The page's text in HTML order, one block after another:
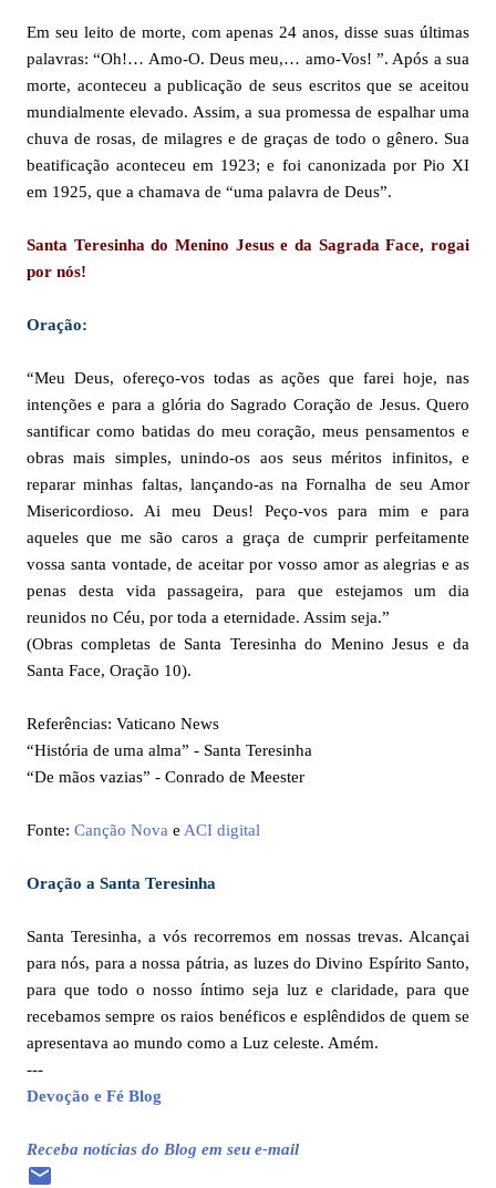
Em seu leito de morte, com apenas 24 anos, disse suas últimas
palavras: “Oh!… Amo-O. Deus meu,… amo-Vos! ”. Após a sua
morte, aconteceu a publicação de seus escritos que se aceitou
mundialmente elevado. Assim, a sua promessa de espalhar uma
chuva de rosas, de milagres e de graças de todo o gênero. Sua
beatificação aconteceu em 1923; e foi canonizada por Pio XI
em 1925, que a chamava de “uma palavra de Deus”.
Santa Teresinha do Menino Jesus e da Sagrada Face, rogai
por nós!
Oração:
“Meu Deus, ofereço-vos todas as ações que farei hoje, nas
intenções e para a glória do Sagrado Coração de Jesus. Quero
santificar como batidas do meu coração, meus pensamentos e
obras mais simples, unindo-os aos seus méritos infinitos, e
reparar minhas faltas, lançando-as na Fornalha de seu Amor
Misericordioso. Ai meu Deus! Peço-vos para mim e para
aqueles que me são caros a graça de cumprir perfeitamente
vossa santa vontade, de aceitar por vosso amor as alegrias e as
penas desta vida passageira, para que estejamos um dia
reunidos no Céu, por toda a eternidade. Assim seja.”
(Obras completas de Santa Teresinha do Menino Jesus e da
Santa Face, Oração 10).
Referências: Vaticano News
“História de uma alma” - Santa Teresinha
“De mãos vazias” - Conrado de Meester
Fonte: Canção Nova e ACI digital
Oração a Santa Teresinha
Santa Teresinha, a vós recorremos em nossas trevas. Alcançai
para nós, para a nossa pátria, as luzes do Divino Espírito Santo,
para que todo o nosso íntimo seja luz e claridade, para que
recebamos sempre os raios benéficos e esplêndidos de quem se
apresentava ao mundo como a Luz celeste. Amém.
---
Devoção e Fé Blog
Receba notícias do Blog em seu e-mail